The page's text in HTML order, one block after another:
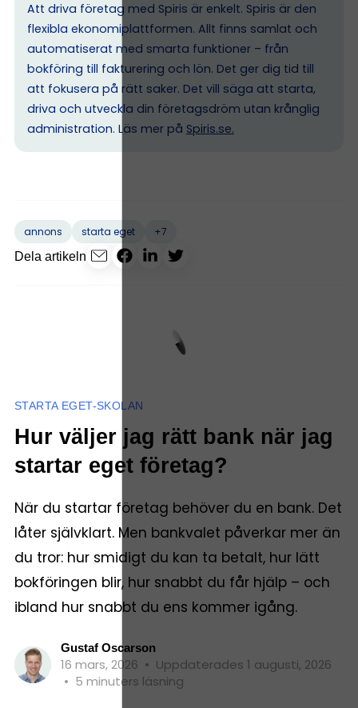
Att driva företag med Spiris är enkelt. Spiris är den
flexibla ekonomiplattformen. Allt finns samlat och
automatiserat med smarta funktioner – från
bokföring till fakturering och lön. Det ger dig tid till
att fokusera på rätt saker. Det vill säga att starta,
driva och utveckla din företagsdröm utan krånglig
administration. Läs mer på Spiris.se.
annons starta eget
+7
Dela artikeln
STARTA EGET-SKOLAN
Hur väljer jag rätt bank när jag
startar eget företag?
När du startar företag behöver du en bank. Det
låter självklart. Men bankvalet påverkar mer än
du tror: hur smidigt du kan ta betalt, hur lätt
bokföringen blir, hur snabbt du får hjälp – och
ibland hur snabbt du ens kommer igång.
Gustaf Oscarson
16 mars, 2026 • Uppdaterades 1 augusti, 2026
• 5 minuters läsning